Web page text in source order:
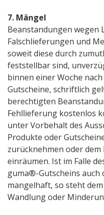
7. Mängel
Beanstandungen wegen
Falschlieferungen und
soweit diese durch
feststellbar sind,
binnen einer Woche
Gutscheine, schriftlich
berechtigten
Fehllieferung kostenlos
unter Vorbehalt des
Produkte oder
zurücknehmen oder
einräumen. Ist im Falle
guma®-Gutscheins auch
mangelhaft, so steht
Wandlung oder